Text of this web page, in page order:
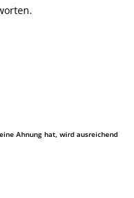
Ahnung hat, wird ausreichend